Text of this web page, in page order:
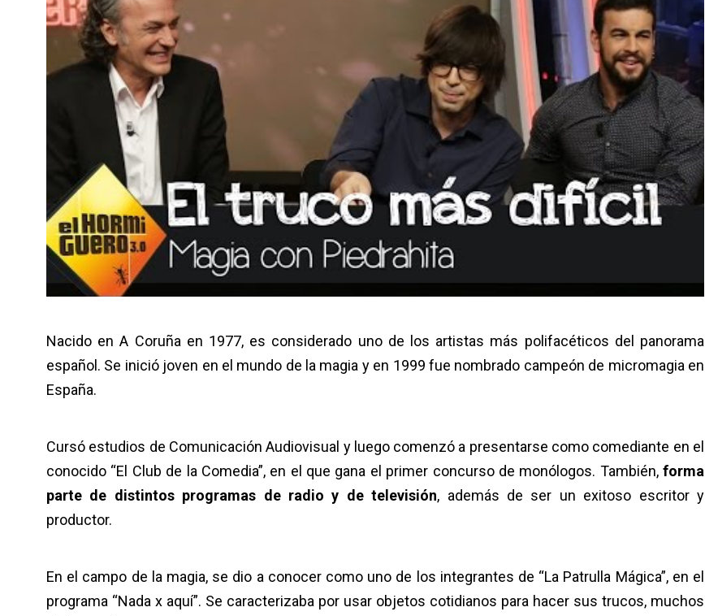
Nacido en A Coruña en 1977, es considerado uno de los artistas más polifacéticos del panorama
español. Se inició joven en el mundo de la magia y en 1999 fue nombrado campeón de micromagia en
España.
Cursó estudios de Comunicación Audiovisual y luego comenzó a presentarse como comediante en el
conocido “El Club de la Comedia”, en el que gana el primer concurso de monólogos. También, forma
parte de distintos programas de radio y de televisión, además de ser un exitoso escritor y
productor.
En el campo de la magia, se dio a conocer como uno de los integrantes de “La Patrulla Mágica”, en el
programa “Nada x aquí”. Se caracterizaba por usar objetos cotidianos para hacer sus trucos, muchos